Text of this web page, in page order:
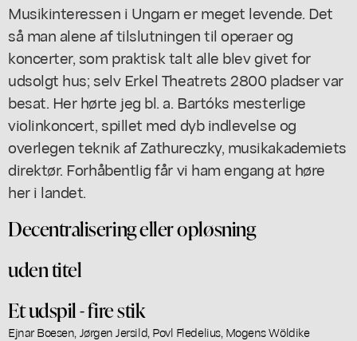
Musikinteressen i Ungarn er meget levende. Det
så man alene af tilslutningen til operaer og
koncerter, som praktisk talt alle blev givet for
udsolgt hus; selv Erkel Theatrets 2800 pladser var
besat. Her hørte jeg bl. a. Bartóks mesterlige
violinkoncert, spillet med dyb indlevelse og
overlegen teknik af Zathureczky, musikakademiets
direktør. Forhåbentlig får vi ham engang at høre
her i landet.
Decentralisering eller opløsning
uden titel
Et udspil - fire stik
Ejnar Boesen, Jørgen Jersild, Povl Fledelius, Mogens Wöldike